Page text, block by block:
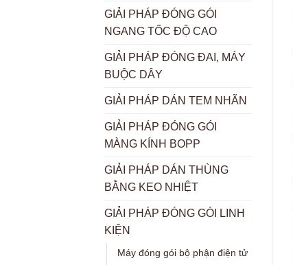
GIẢI PHÁP ĐÓNG GÓI
NGANG TỐC ĐỘ CAO
GIẢI PHÁP ĐÓNG ĐAI, MÁY
BUỘC DÂY
GIẢI PHÁP DÁN TEM NHÃN
GIẢI PHÁP ĐÓNG GÓI
MÀNG KÍNH BOPP
GIẢI PHÁP DÁN THÙNG
BẰNG KEO NHIỆT
GIẢI PHÁP ĐÓNG GÓI LINH
KIỆN
Máy đóng gói bộ phận điện tử